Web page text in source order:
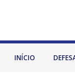
INÍCIO